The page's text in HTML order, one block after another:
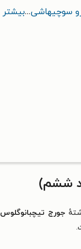
سوچیهاشی...بیشتر
جورج تیچبانوگلوس